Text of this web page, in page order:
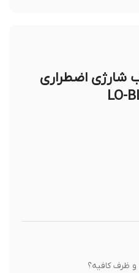
اضطراری
کافیه؟